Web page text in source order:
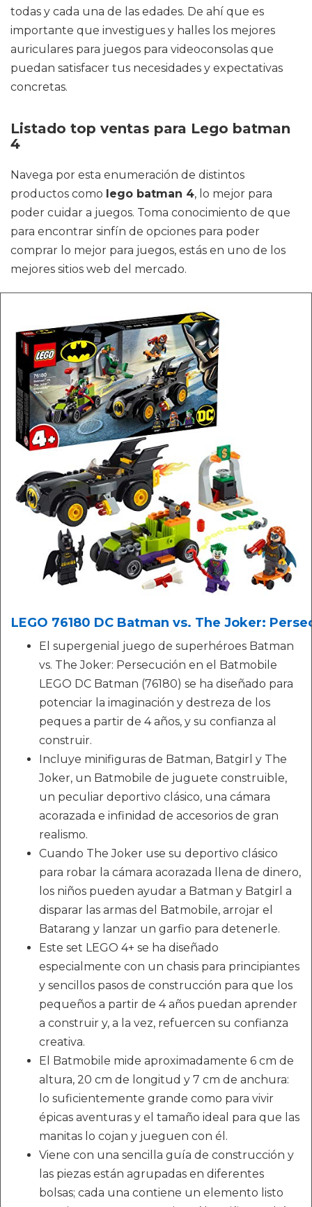
todas y cada una de las edades. De ahí que es
importante que investigues y halles los mejores
auriculares para juegos para videoconsolas que
puedan satisfacer tus necesidades y expectativas
concretas.
Listado top ventas para Lego batman
4
Navega por esta enumeración de distintos
productos como lego batman 4, lo mejor para
poder cuidar a juegos. Toma conocimiento de que
para encontrar sinfín de opciones para poder
comprar lo mejor para juegos, estás en uno de los
mejores sitios web del mercado.
LEGO 76180 DC Batman vs. The Joker:
El supergenial juego de superhéroes Batman
vs. The Joker: Persecución en el Batmobile
LEGO DC Batman (76180) se ha diseñado para
potenciar la imaginación y destreza de los
peques a partir de 4 años, y su confianza al
construir.
Incluye minifiguras de Batman, Batgirl y The
Joker, un Batmobile de juguete construible,
un peculiar deportivo clásico, una cámara
acorazada e infinidad de accesorios de gran
realismo.
Cuando The Joker use su deportivo clásico
para robar la cámara acorazada llena de dinero,
los niños pueden ayudar a Batman y Batgirl a
disparar las armas del Batmobile, arrojar el
Batarang y lanzar un garfio para detenerle.
Este set LEGO 4+ se ha diseñado
especialmente con un chasis para principiantes
y sencillos pasos de construcción para que los
pequeños a partir de 4 años puedan aprender
a construir y, a la vez, refuercen su confianza
creativa.
El Batmobile mide aproximadamente 6 cm de
altura, 20 cm de longitud y 7 cm de anchura:
lo suficientemente grande como para vivir
épicas aventuras y el tamaño ideal para que las
manitas lo cojan y jueguen con él.
Viene con una sencilla guía de construcción y
las piezas están agrupadas en diferentes
bolsas; cada una contiene un elemento listo